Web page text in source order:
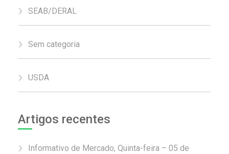
SEAB/DERAL
Sem categoria
USDA
Artigos recentes
Informativo de Mercado, Quinta-feira – 05 de